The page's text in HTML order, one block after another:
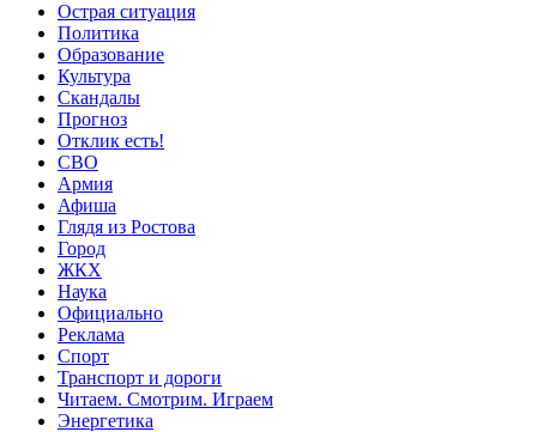
Острая ситуация
Политика
Образование
Культура
Скандалы
Прогноз
Отклик есть!
СВО
Армия
Афиша
Глядя из Ростова
Город
ЖКХ
Наука
Официально
Реклама
Спорт
Транспорт и дороги
Читаем. Смотрим. Играем
Энергетика